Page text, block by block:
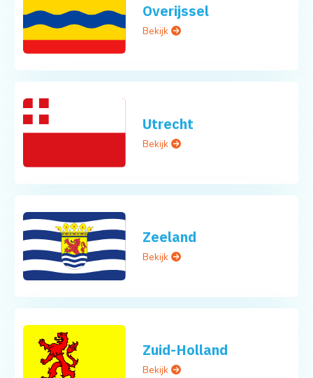
Overijssel
Bekijk
Utrecht
Bekijk
Zeeland
Bekijk
Zuid-Holland
Bekijk